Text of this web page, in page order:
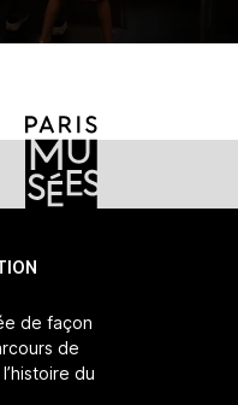
de façon
de
du